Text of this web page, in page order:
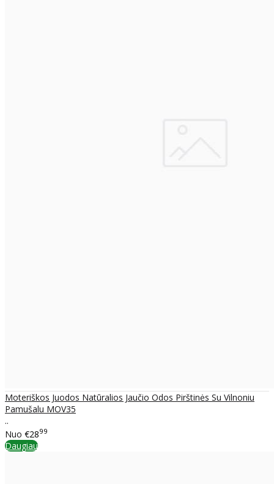
Moteriškos Juodos Natūralios Jaučio Odos Pirštinės Su Vilnoniu
Pamušalu MOV35
..
Nuo €2899
Daugiau